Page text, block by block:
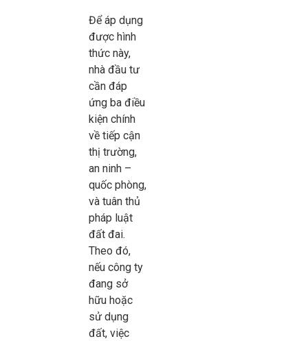
Để áp dụng
được hình
thức này,
nhà đầu tư
cần đáp
ứng ba điều
kiện chính
về tiếp cận
thị trường,
an ninh –
quốc phòng,
và tuân thủ
pháp luật
đất đai.
Theo đó,
nếu công ty
đang sở
hữu hoặc
sử dụng
đất, việc